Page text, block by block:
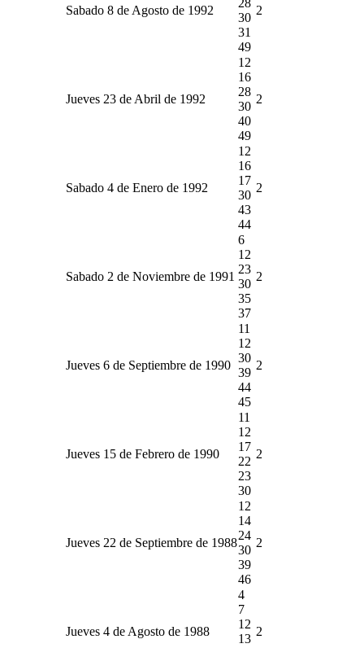
Sabado 8 de Agosto de 1992
30
31
49
2
Jueves 23 de Abril de 1992
12
16
28
30
40
49
2
Sabado 4 de Enero de 1992
12
16
17
30
43
44
2
Sabado 2 de Noviembre de 1991
6
12
23
30
35
37
2
Jueves 6 de Septiembre de 1990
11
12
30
39
44
45
2
Jueves 15 de Febrero de 1990
11
12
17
22
23
30
2
Jueves 22 de Septiembre de 1988
12
14
24
30
39
46
2
Jueves 4 de Agosto de 1988
4
7
12
13
2